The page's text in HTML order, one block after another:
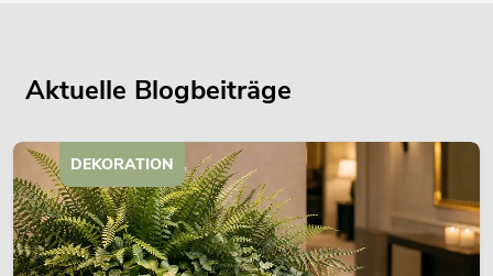
Aktuelle Blogbeiträge
DEKORATION